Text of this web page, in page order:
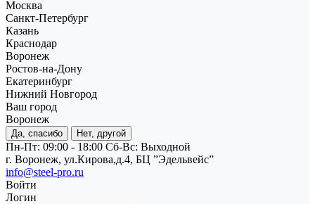
Москва
Санкт-Петербург
Казань
Краснодар
Воронеж
Ростов-на-Дону
Екатеринбург
Нижний Новгород
Ваш город
Воронеж
Да, спасибо Нет, другой
Пн-Пт: 09:00 - 18:00 Cб-Вс: Выходной
г. Воронеж, ул.Кирова,д.4, БЦ ”Эдельвейс”
info@steel-pro.ru
Войти
Логин